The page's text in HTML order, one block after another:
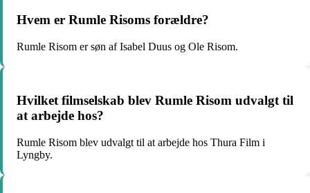
Hvem er Rumle Risoms forældre?
Rumle Risom er søn af Isabel Duus og Ole Risom.
Hvilket filmselskab blev Rumle Risom udvalgt til
at arbejde hos?
Rumle Risom blev udvalgt til at arbejde hos Thura Film i
Lyngby.